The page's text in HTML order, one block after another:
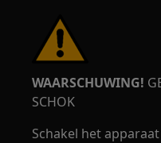
WAARSCHUWING!
SCHOK
Schakel het